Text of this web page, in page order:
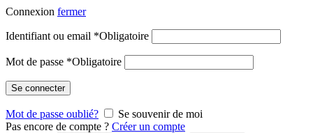
Connexion fermer
Identifiant ou email *Obligatoire
Mot de passe *Obligatoire
Se connecter
Mot de passe oublié?
Se souvenir de moi
Pas encore de compte ? Créer un compte